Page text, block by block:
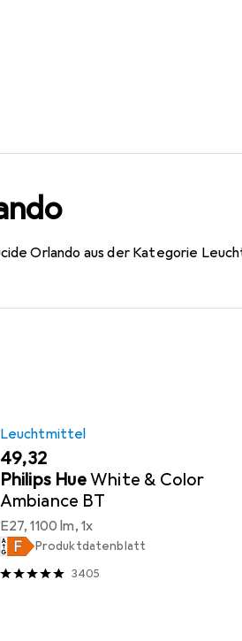
Orlando aus der Kategorie
Leuchtmittel
EUR
49,32
Philips HueWhite & Color
Ambiance BT
E27, 1100 lm, 1x
Produktdatenblatt
3405